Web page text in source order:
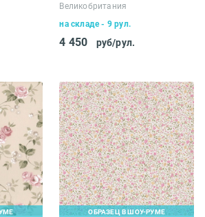
Великобритания
на складе - 9 рул.
4 450 руб/рул.
ОБРАЗЕЦ В ШОУ-РУМЕ